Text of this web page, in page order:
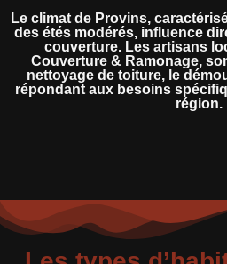
Le climat de Provins,
des étés modérés, influence
couverture. Les artisans
Couverture & Ramonage,
nettoyage de toiture, le
répondant aux besoins
région.